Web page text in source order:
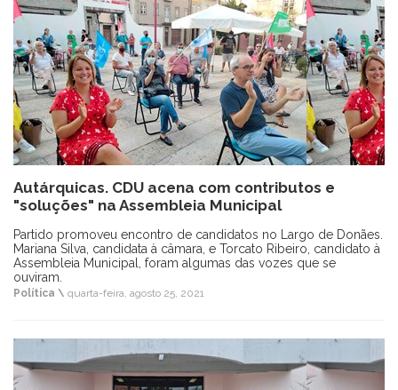
Autárquicas. CDU acena com contributos e
"soluções" na Assembleia Municipal
Partido promoveu encontro de candidatos no Largo de Donães.
Mariana Silva, candidata à câmara, e Torcato Ribeiro, candidato à
Assembleia Municipal, foram algumas das vozes que se
ouviram.
Política \ quarta-feira, agosto 25, 2021